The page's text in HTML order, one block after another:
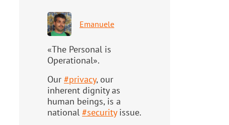
Emanuele
«The Personal is
Operational».
Our #privacy, our
inherent dignity as
human beings, is a
national #securityissue.